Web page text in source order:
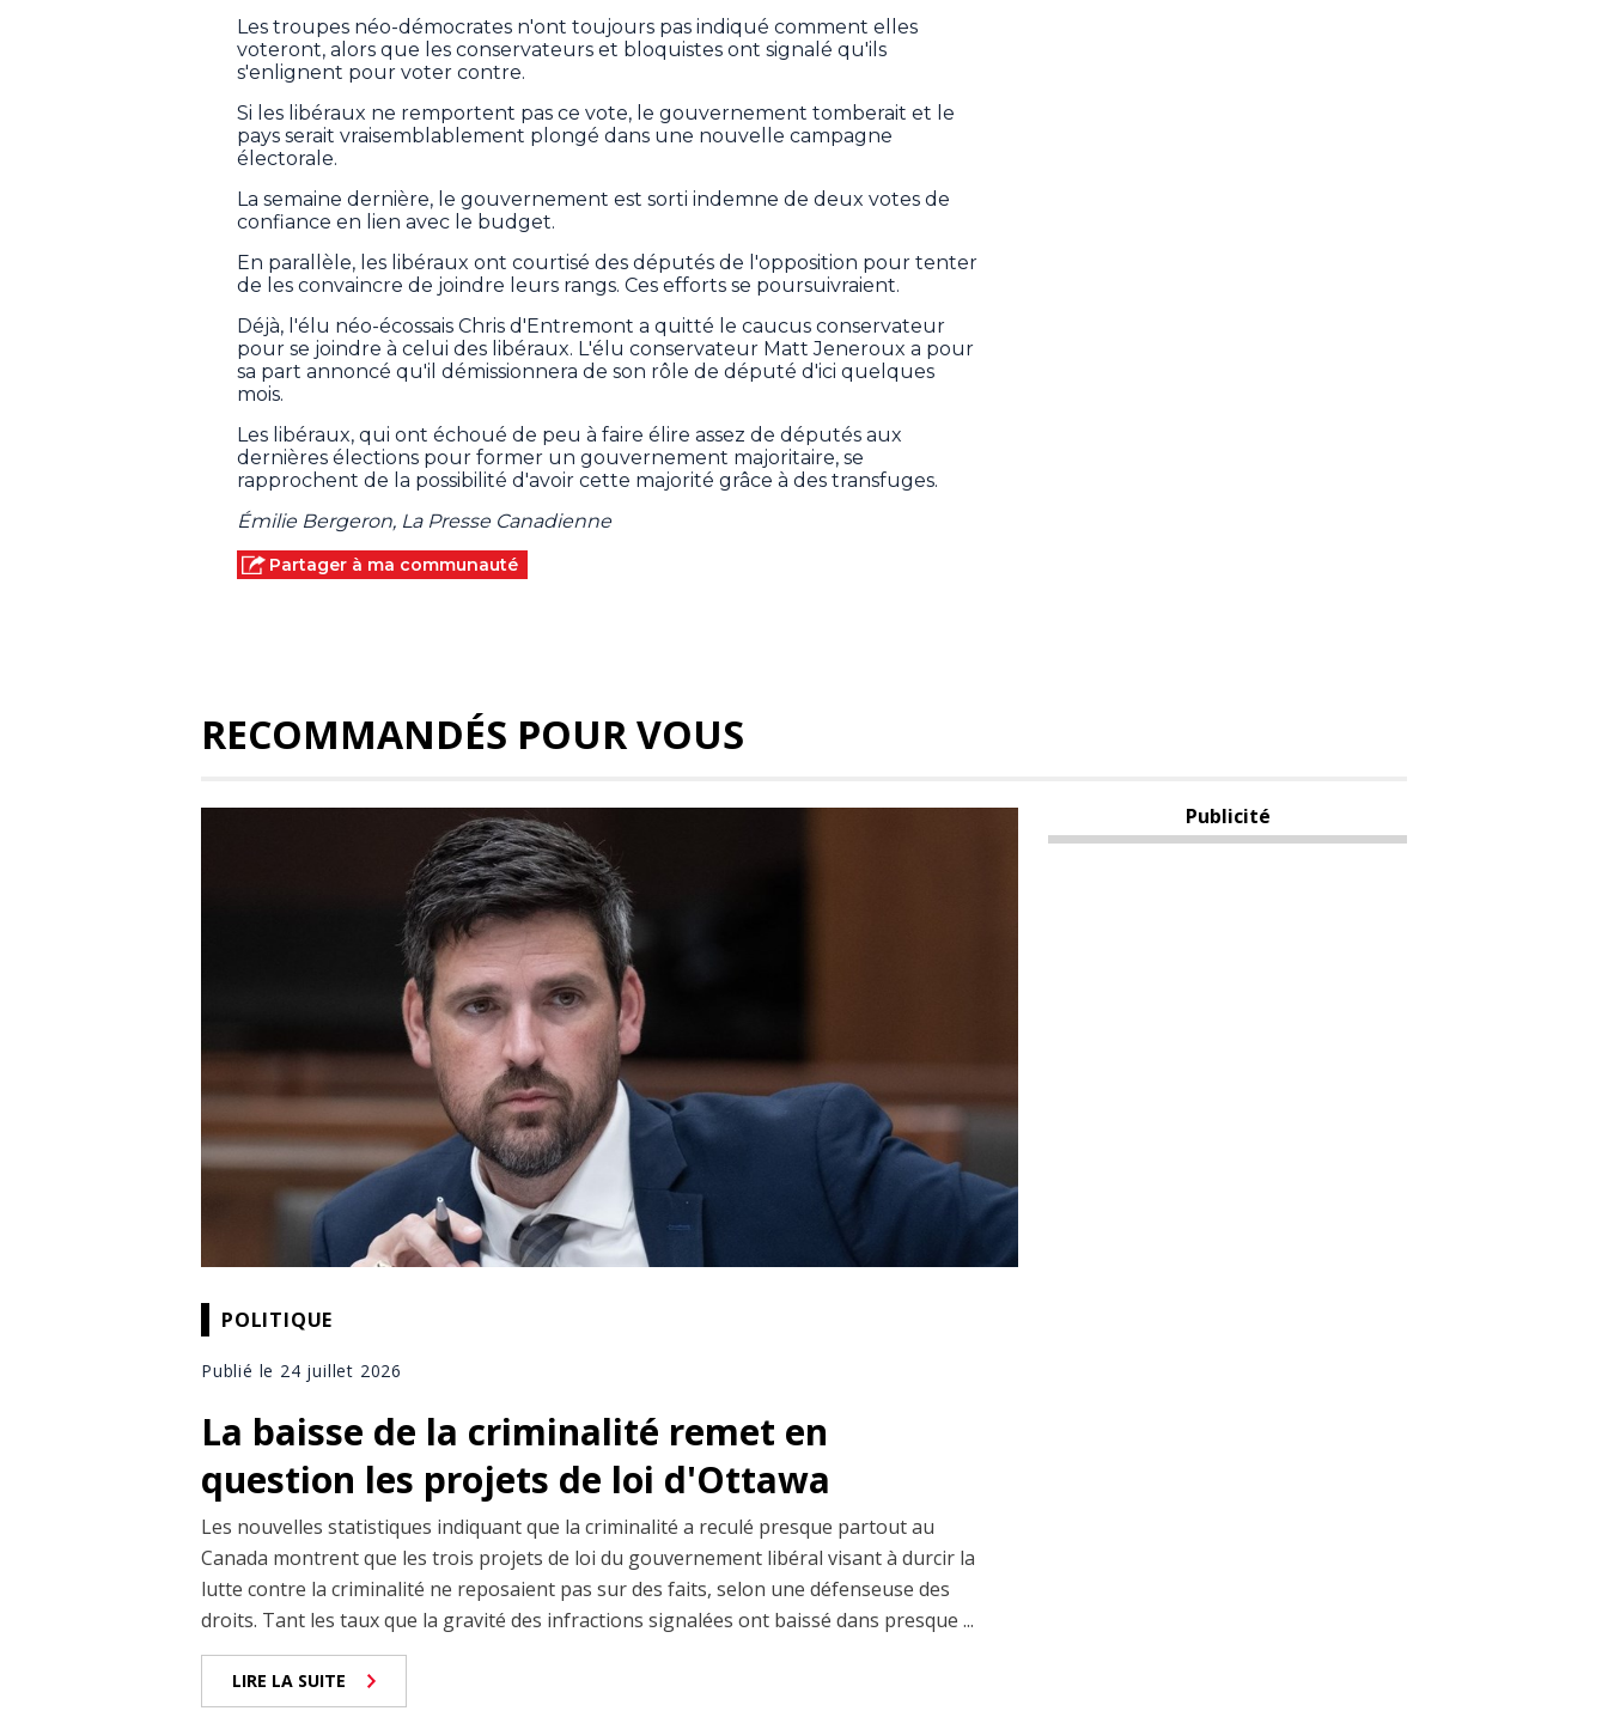
Les troupes néo-démocrates n'ont toujours pas indiqué comment elles
voteront, alors que les conservateurs et bloquistes ont signalé qu'ils
s'enlignent pour voter contre.
Si les libéraux ne remportent pas ce vote, le gouvernement tomberait et le
pays serait vraisemblablement plongé dans une nouvelle campagne
électorale.
La semaine dernière, le gouvernement est sorti indemne de deux votes de
confiance en lien avec le budget.
En parallèle, les libéraux ont courtisé des députés de l'opposition pour tenter
de les convaincre de joindre leurs rangs. Ces efforts se poursuivraient.
Déjà, l'élu néo-écossais Chris d'Entremont a quitté le caucus conservateur
pour se joindre à celui des libéraux. L'élu conservateur Matt Jeneroux a pour
sa part annoncé qu'il démissionnera de son rôle de député d'ici quelques
mois.
Les libéraux, qui ont échoué de peu à faire élire assez de députés aux
dernières élections pour former un gouvernement majoritaire, se
rapprochent de la possibilité d'avoir cette majorité grâce à des transfuges.
Émilie Bergeron, La Presse Canadienne
Partager à ma communauté
RECOMMANDÉS POUR VOUS
POLITIQUE
Publié le 24 juillet 2026
La baisse de la criminalité remet en
question les projets de loi d'Ottawa
Les nouvelles statistiques indiquant que la criminalité a reculé presque partout au
Canada montrent que les trois projets de loi du gouvernement libéral visant à durcir la
lutte contre la criminalité ne reposaient pas sur des faits, selon une défenseuse des
droits. Tant les taux que la gravité des infractions signalées ont baissé dans presque ...
LIRE LA SUITE
Publicité